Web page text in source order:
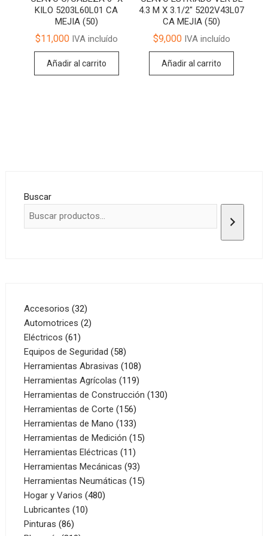
KILO 5203L60L01 CA
MEJIA (50)
$11,000IVA incluído
Añadir al carrito
4.3 M X 3.1/2″ 5202V43L07
CA MEJIA (50)
$9,000IVA incluído
Añadir al carrito
Buscar
Accesorios 3232
productos
Automotrices 22
Eléctricos 6161
productos
Equipos de Seguridad 5858
productos
Herramientas Abrasivas 108108
productos
Herramientas Agrícolas 119119
productos
Herramientas de Construcción 130130
Herramientas de Corte 156156
productos
Herramientas de Mano 133133
productos
Herramientas de Medición 1515
Herramientas Eléctricas 1111
productos
Herramientas Mecánicas 9393
productos
Herramientas Neumáticas 1515
Hogar y Varios 480480
Lubricantes 1010
Pinturas 8686